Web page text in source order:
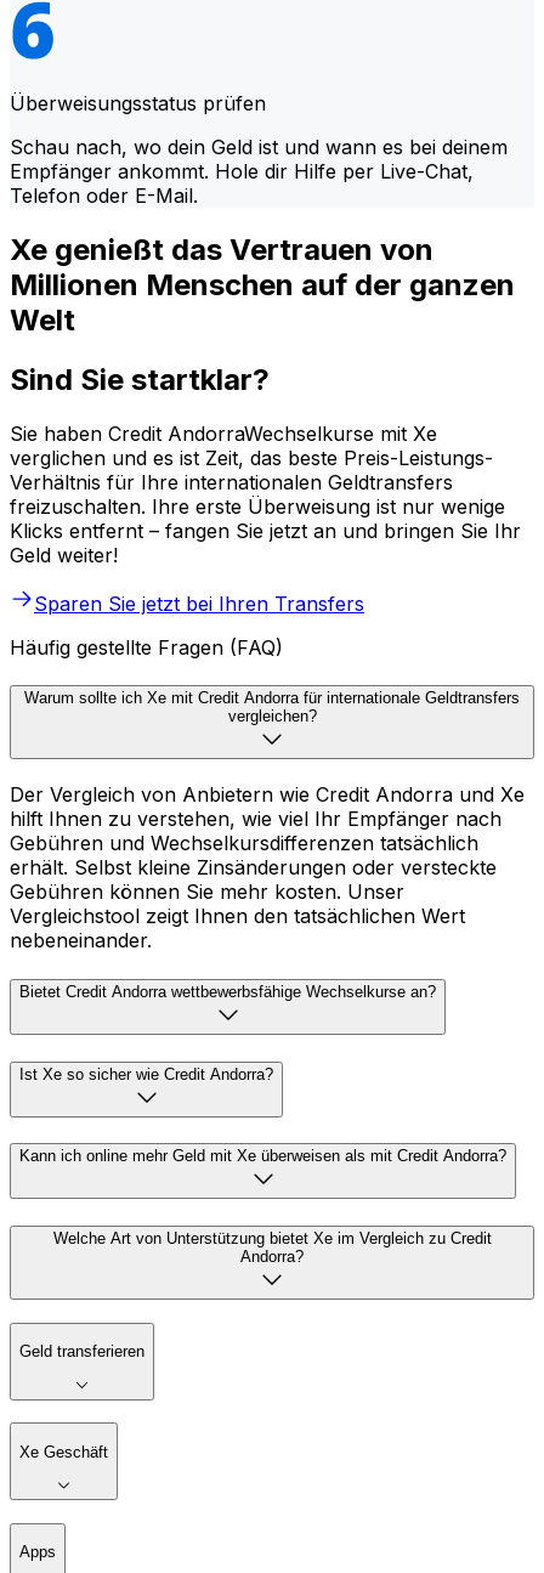
Überweisungsstatus prüfen
Schau nach, wo dein Geld ist und wann es bei deinem
Empfänger ankommt. Hole dir Hilfe per Live-Chat,
Telefon oder E-Mail.
Xe genießt das Vertrauen von
Millionen Menschen auf der ganzen
Welt
Sind Sie startklar?
Sie haben Credit AndorraWechselkurse mit Xe
verglichen und es ist Zeit, das beste Preis-Leistungs-
Verhältnis für Ihre internationalen Geldtransfers
freizuschalten. Ihre erste Überweisung ist nur wenige
Klicks entfernt – fangen Sie jetzt an und bringen Sie Ihr
Geld weiter!
Sparen Sie jetzt bei Ihren Transfers
Häufig gestellte Fragen (FAQ)
Warum sollte ich Xe mit Credit Andorra für internationale Geldtransfers
vergleichen?
Der Vergleich von Anbietern wie Credit Andorra und Xe
hilft Ihnen zu verstehen, wie viel Ihr Empfänger nach
Gebühren und Wechselkursdifferenzen tatsächlich
erhält. Selbst kleine Zinsänderungen oder versteckte
Gebühren können Sie mehr kosten. Unser
Vergleichstool zeigt Ihnen den tatsächlichen Wert
nebeneinander.
Bietet Credit Andorra wettbewerbsfähige Wechselkurse an?
Ist Xe so sicher wie Credit Andorra?
Kann ich online mehr Geld mit Xe überweisen als mit Credit Andorra?
Welche Art von Unterstützung bietet Xe im Vergleich zu Credit
Andorra?
Geld transferieren
Xe Geschäft
Apps